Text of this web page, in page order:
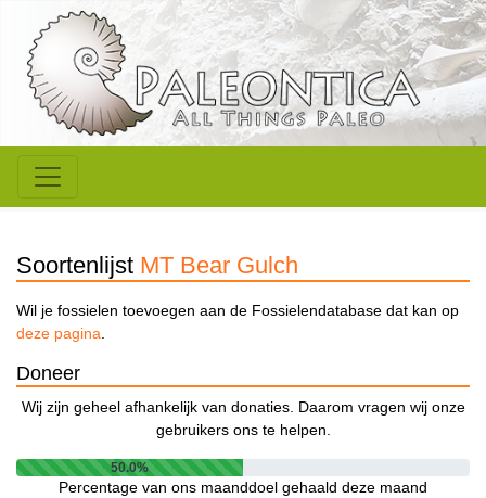
Soortenlijst MT Bear Gulch
Wil je fossielen toevoegen aan de Fossielendatabase dat kan op
deze pagina.
Doneer
Wij zijn geheel afhankelijk van donaties. Daarom vragen wij onze
gebruikers ons te helpen.
50.0%
Percentage van ons maanddoel gehaald deze maand